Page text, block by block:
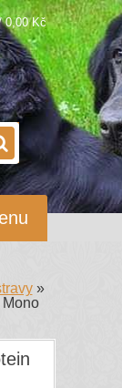
0,00 Kč
»